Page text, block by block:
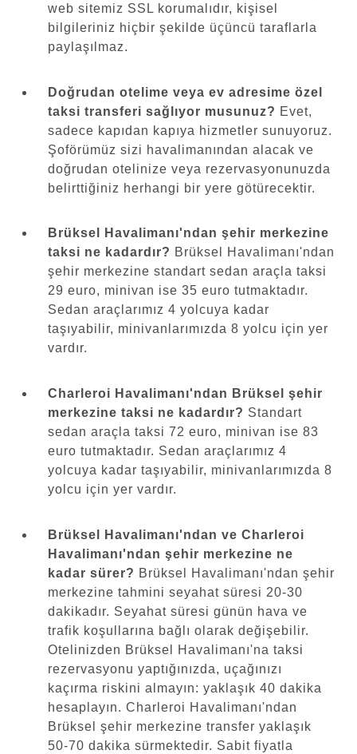
web sitemiz SSL korumalıdır, kişisel
bilgileriniz hiçbir şekilde üçüncü taraflarla
paylaşılmaz.
Doğrudan otelime veya ev adresime özel
taksi transferi sağlıyor musunuz? Evet,
sadece kapıdan kapıya hizmetler sunuyoruz.
Şoförümüz sizi havalimanından alacak ve
doğrudan otelinize veya rezervasyonunuzda
belirttiğiniz herhangi bir yere götürecektir.
Brüksel Havalimanı'ndan şehir merkezine
taksi ne kadardır? Brüksel Havalimanı'ndan
şehir merkezine standart sedan araçla taksi
29 euro, minivan ise 35 euro tutmaktadır.
Sedan araçlarımız 4 yolcuya kadar
taşıyabilir, minivanlarımızda 8 yolcu için yer
vardır.
Charleroi Havalimanı'ndan Brüksel şehir
merkezine taksi ne kadardır? Standart
sedan araçla taksi 72 euro, minivan ise 83
euro tutmaktadır. Sedan araçlarımız 4
yolcuya kadar taşıyabilir, minivanlarımızda 8
yolcu için yer vardır.
Brüksel Havalimanı'ndan ve Charleroi
Havalimanı'ndan şehir merkezine ne
kadar sürer? Brüksel Havalimanı'ndan şehir
merkezine tahmini seyahat süresi 20-30
dakikadır. Seyahat süresi günün hava ve
trafik koşullarına bağlı olarak değişebilir.
Otelinizden Brüksel Havalimanı'na taksi
rezervasyonu yaptığınızda, uçağınızı
kaçırma riskini almayın: yaklaşık 40 dakika
hesaplayın. Charleroi Havalimanı'ndan
Brüksel şehir merkezine transfer yaklaşık
50-70 dakika sürmektedir. Sabit fiyatla